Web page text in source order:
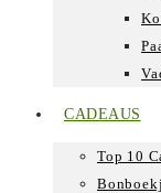
CADEAUS
Top 10